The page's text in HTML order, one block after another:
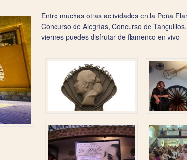
Entre muchas otras actividades en la Peña
Concurso de Alegrías, Concurso de
viernes puedes disfrutar de flamenco en vivo